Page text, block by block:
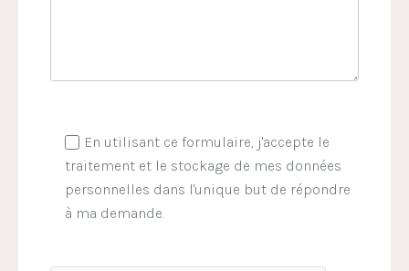
En utilisant ce formulaire, j'accepte le
traitement et le stockage de mes données
personnelles dans l'unique but de répondre
à ma demande.